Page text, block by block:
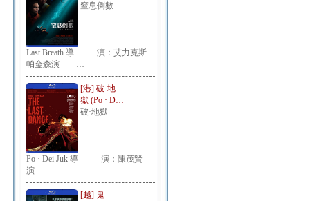
窒息倒數
Last Breath 導 演：艾力克斯
帕金森演 …
[港] 破·地
獄 (Po · D…
破·地獄
Po · Dei Juk 導 演：陳茂賢
演 …
[越] 鬼